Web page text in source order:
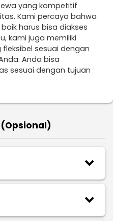
yang kompetitif
Kami percaya bahwa
harus bisa diakses
kami juga memiliki
sesuai dengan
Anda bisa
sesuai dengan tujuan
keyboard_arrow_down
keyboard_arrow_down